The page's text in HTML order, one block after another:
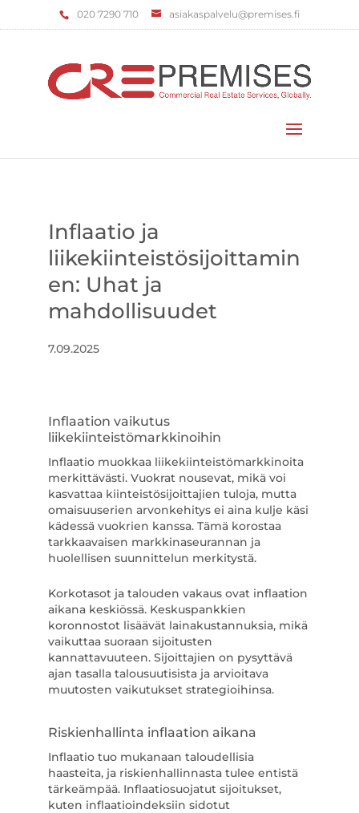
‌020 7290 710 asiakaspalvelu@premises.fi
Inflaatio ja
liikekiinteistösijoittamin
en: Uhat ja
mahdollisuudet
7.09.2025
Inflaation vaikutus
liikekiinteistömarkkinoihin
Inflaatio muokkaa liikekiinteistömarkkinoita
merkittävästi. Vuokrat nousevat, mikä voi
kasvattaa kiinteistösijoittajien tuloja, mutta
omaisuuserien arvonkehitys ei aina kulje käsi
kädessä vuokrien kanssa. Tämä korostaa
tarkkaavaisen markkinaseurannan ja
huolellisen suunnittelun merkitystä.
Korkotasot ja talouden vakaus ovat inflaation
aikana keskiössä. Keskuspankkien
koronnostot lisäävät lainakustannuksia, mikä
vaikuttaa suoraan sijoitusten
kannattavuuteen. Sijoittajien on pysyttävä
ajan tasalla talousuutisista ja arvioitava
muutosten vaikutukset strategioihinsa.
Riskienhallinta inflaation aikana
Inflaatio tuo mukanaan taloudellisia
haasteita, ja riskienhallinnasta tulee entistä
tärkeämpää. Inflaatiosuojatut sijoitukset,
kuten inflaatioindeksiin sidotut